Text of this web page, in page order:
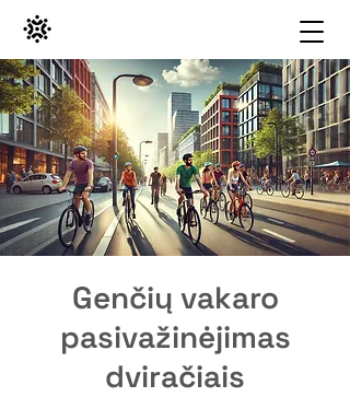
Genčių vakaro
pasivažinėjimas
dviračiais